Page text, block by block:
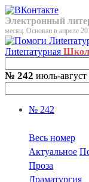
Электронный
месяц. Основан в апреле
Лиterraтурная
№ 242 июль-август
№ 242
Весь номер
Актуальное
Проза
Драматургия